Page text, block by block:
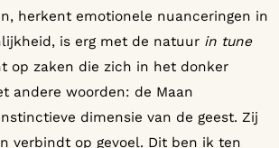
herkent emotionele nuanceringen in
is erg met de natuur in tune
op zaken die zich in het donker
andere woorden: de Maan
dimensie van de geest. Zij
verbindt op gevoel. Dit ben ik ten